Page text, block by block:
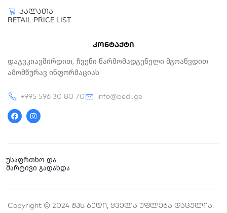
კალათა
RETAIL PRICE LIST
კონტაქტი
Დაგვკიავშირდით, Ჩვენი Წარმომადგენელი Მგოაწვდით
Ამომწურავ Ინფორმაციას
+995 596 30 80 70
info@bedi.ge
a
c
e
o
n
s
t
r
m
უსაფრთხო და
მარტივი გადახდა
Copyright © 2024 Შპს Ბედი, Ყველა Უფლება Დაცულია.